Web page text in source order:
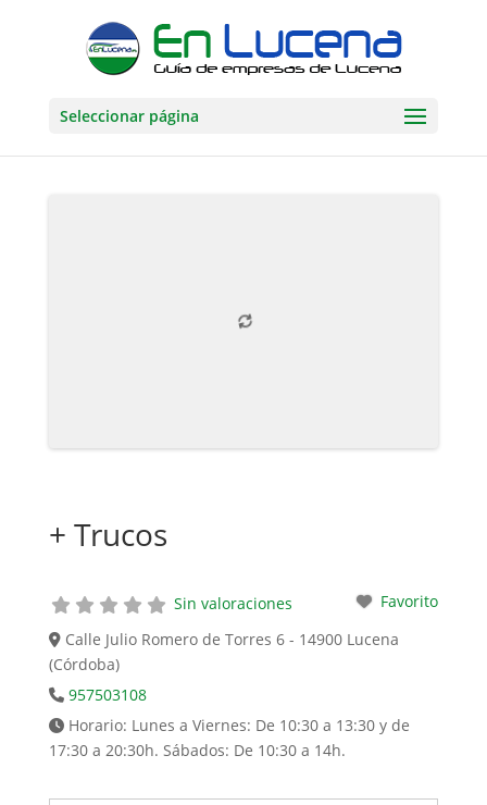
Seleccionar página
+ Trucos
Sin valoraciones
Favorito
Calle Julio Romero de Torres 6 - 14900 Lucena
(Córdoba)
957503108
Horario: Lunes a Viernes: De 10:30 a 13:30 y de
17:30 a 20:30h. Sábados: De 10:30 a 14h.